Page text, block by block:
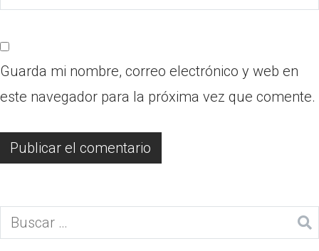
Guarda mi nombre, correo electrónico y web en
este navegador para la próxima vez que comente.